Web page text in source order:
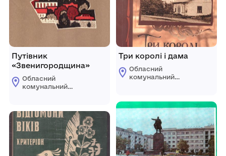
Путівник
«Звенигородщина»
Обласний
комунальний
Володимира
Гнатюка
Три королі і дама
Обласний
комунальний
Володимира
Гнатюка